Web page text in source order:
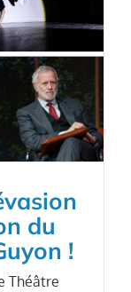
du
!
Théâtre